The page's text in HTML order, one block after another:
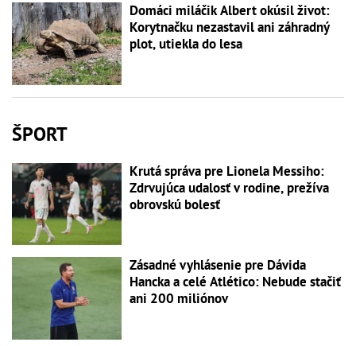
Domáci miláčik Albert okúsil život:
Korytnačku nezastavil ani záhradný
plot, utiekla do lesa
ŠPORT
Krutá správa pre Lionela Messiho:
Zdrvujúca udalosť v rodine, prežíva
obrovskú bolesť
Zásadné vyhlásenie pre Dávida
Hancka a celé Atlético: Nebude stačiť
ani 200 miliónov